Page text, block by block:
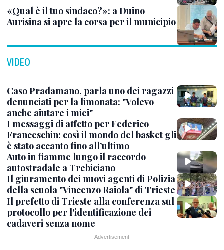
«Qual è il tuo sindaco?»: a Duino
Aurisina si apre la corsa per il municipio
VIDEO
Caso Pradamano, parla uno dei ragazzi
denunciati per la limonata: "Volevo
anche aiutare i miei"
I messaggi di affetto per Federico
Franceschin: così il mondo del basket gli
è stato accanto fino all’ultimo
Auto in fiamme lungo il raccordo
autostradale a Trebiciano
Il giuramento dei nuovi agenti di Polizia
della scuola "Vincenzo Raiola" di Trieste
Il prefetto di Trieste alla conferenza sul
protocollo per l'identificazione dei
cadaveri senza nome